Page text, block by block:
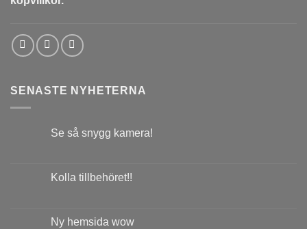
SENASTE NYHETERNA
Se så snygg kamera!
Kolla tillbehöret!!
Ny hemsida wow